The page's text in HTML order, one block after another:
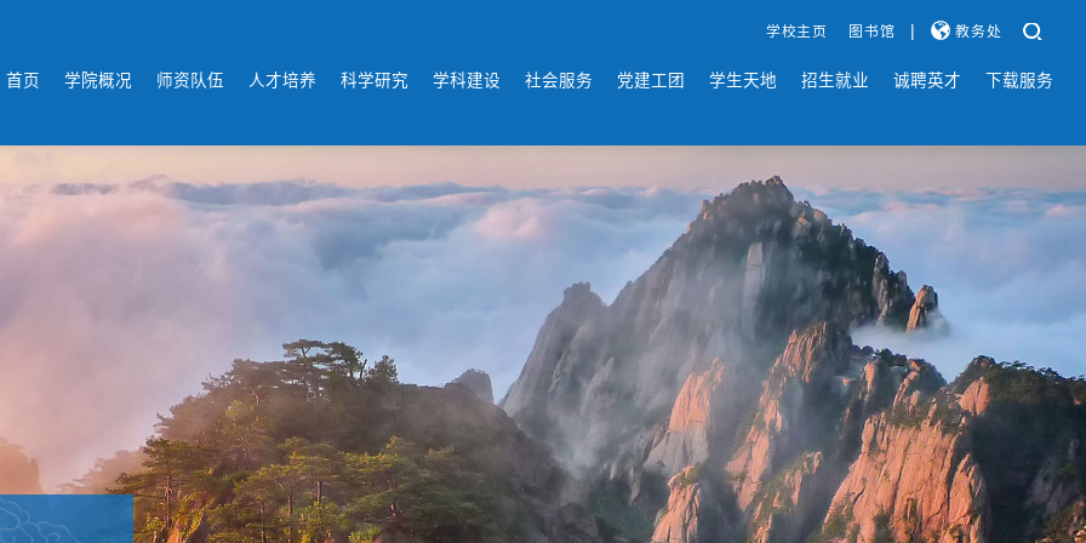
学校主页 图书馆 教务处
首页 学院概况 师资队伍 人才培养 科学研究 学科建设 社会服务 党建工团 学生天地 招生就业 诚聘英才 下载服务